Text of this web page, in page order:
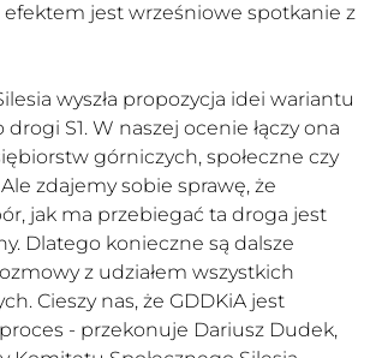
efektem jest wrześniowe spotkanie z
wyszła propozycja idei wariantu
S1. W naszej ocenie łączy ona
górniczych, społeczne czy
zdajemy sobie sprawę, że
jak ma przebiegać ta droga jest
Dlatego konieczne są dalsze
z udziałem wszystkich
Cieszy nas, że GDDKiA jest
- przekonuje Dariusz Dudek,